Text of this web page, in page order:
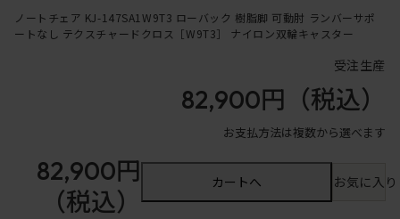
ノートチェア KJ-147SA1W9T3 ローバック 樹脂脚 可動肘 ランバーサポ
ートなし テクスチャードクロス［W9T3］ ナイロン双輪キャスター
受注生産
82,900円 （税込）
お支払方法は複数から選べます
82,900円
（税込）
カートへ お気に入